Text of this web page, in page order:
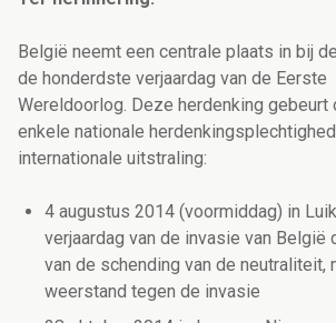
België neemt een centrale plaats in bij
de honderdste verjaardag van de Eerste
Wereldoorlog. Deze herdenking gebeurt
enkele nationale
internationale uitstraling:
4 augustus 2014 (voormiddag) in
verjaardag van de invasie van België
van de schending van de neutraliteit,
weerstand tegen de invasie